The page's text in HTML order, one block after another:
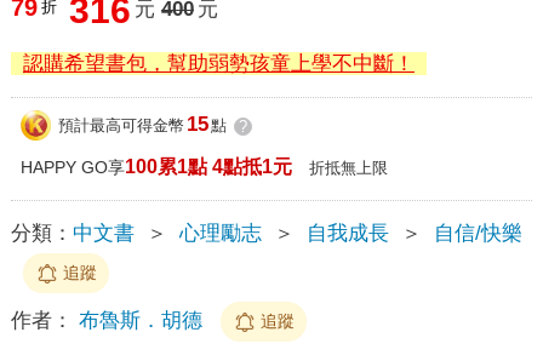
79 折 316 元 400 元
認購希望書包，幫助弱勢孩童上學不中斷！
預計最高可得金幣 15點 ?
HAPPY GO享100累1點 4點抵1元 折抵無上限
分類： 中文書 ＞ 心理勵志 ＞ 自我成長 ＞ 自信/快樂
追蹤
作者： 布魯斯．胡德 追蹤